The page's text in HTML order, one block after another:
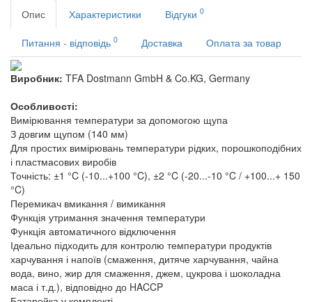
Опис
Характеристики Відгуки 0
Питання - відповідь 0 Доставка Оплата за товар
Виробник: TFA Dostmann GmbH & Co.KG, Germany
Особливості:
Вимірювання температури за допомогою щупа
З довгим щупом (140 мм)
Для простих вимірювань температури рідких, порошкоподібних
і пластмасових виробів
Точність: ±1 °C (-10...+100 °C), ±2 °C (-20...-10 °C / +100...+ 150
°C)
Перемикач вмикання / вимикання
Функція утримання значення температури
Функція автоматичного відключення
Ідеально підходить для контролю температури продуктів
харчування і напоїв (смаження, дитяче харчування, чайна
вода, вино, жир для смаження, джем, цукрова і шоколадна
маса і т.д.), відповідно до HACCP